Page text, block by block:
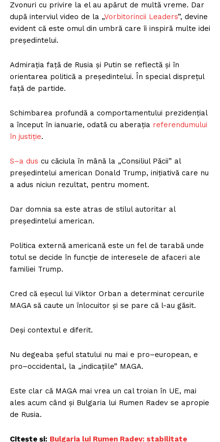
Zvonuri cu privire la el au apărut de multă vreme. Dar
după interviul video de la „Vorbitorincii Leaders”, devine
evident că este omul din umbră care îi inspiră multe idei
președintelui.
Admirația față de Rusia și Putin se reflectă și în
orientarea politică a președintelui. În special disprețul
față de partide.
Schimbarea profundă a comportamentului prezidențial
a început în ianuarie, odată cu aberația referendumului
în justiție.
S–a dus cu căciula în mână la „Consiliul Păcii” al
președintelui american Donald Trump, inițiativă care nu
a adus niciun rezultat, pentru moment.
Dar domnia sa este atras de stilul autoritar al
președintelui american.
Politica externă americană este un fel de tarabă unde
totul se decide în funcție de interesele de afaceri ale
familiei Trump.
Cred că eșecul lui Viktor Orban a determinat cercurile
MAGA să caute un înlocuitor și se pare că l-au găsit.
Deși contextul e diferit.
Nu degeaba șeful statului nu mai e pro–european, e
pro–occidental, la „indicațiile” MAGA.
Este clar că MAGA mai vrea un cal troian în UE, mai
ales acum când și Bulgaria lui Rumen Radev se apropie
de Rusia.
Citește și: Bulgaria lui Rumen Radev: stabilitate